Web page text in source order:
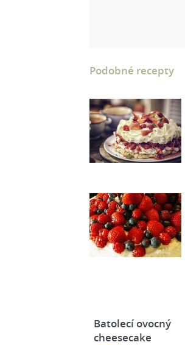
Podobné recepty
Batolecí ovocný
cheesecake